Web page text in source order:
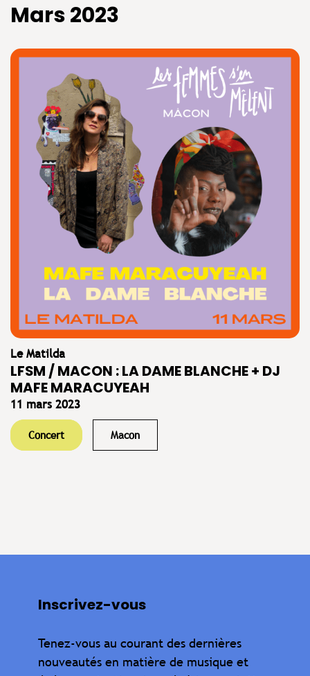
Mars 2023
Le Matilda
LFSM / MACON : LA DAME BLANCHE + DJ
MAFE MARACUYEAH
11 mars 2023
Concert Macon
Inscrivez-vous
Tenez-vous au courant des dernières
nouveautés en matière de musique et